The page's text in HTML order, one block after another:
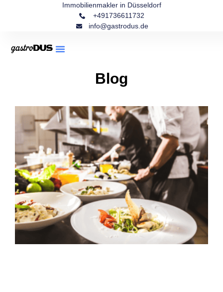
Immobilienmakler in Düsseldorf
info@gastrodus.de
+491736611732
Blog